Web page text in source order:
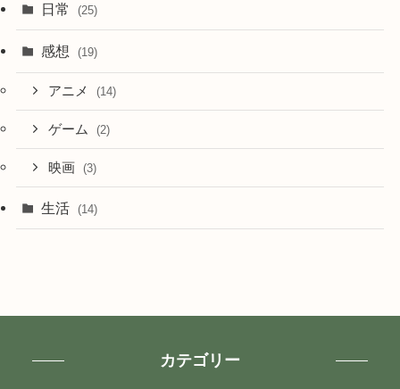
日常 (25)
感想 (19)
アニメ (14)
ゲーム (2)
映画 (3)
生活 (14)
カテゴリー